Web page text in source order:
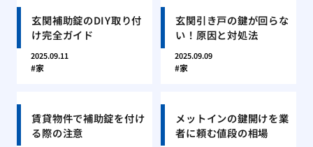
玄関補助錠のDIY取り付
け完全ガイド
2025.09.11
家
玄関引き戸の鍵が回らな
い！原因と対処法
2025.09.09
家
賃貸物件で補助錠を付け
る際の注意
メットインの鍵開けを業
者に頼む値段の相場